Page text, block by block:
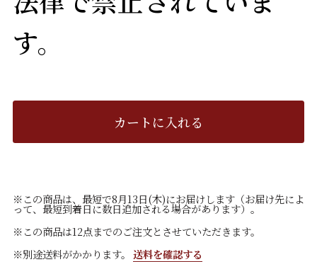
す。
カートに入れる
※この商品は、最短で8月13日(木)にお届けします（お届け先によ
って、最短到着日に数日追加される場合があります）。
※この商品は12点までのご注文とさせていただきます。
※別途送料がかかります。 送料を確認する